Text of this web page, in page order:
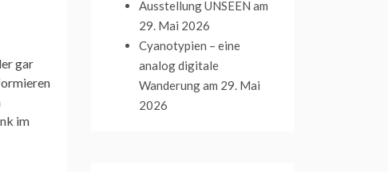
gar
im
Ausstellung UNSEEN am
29. Mai 2026
Cyanotypien – eine
analog digitale
Wanderungam 29. Mai
2026